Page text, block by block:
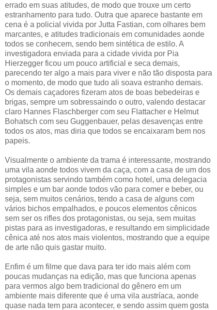
errado em suas atitudes, de modo que trouxe um certo
estranhamento para tudo. Outra que aparece bastante em
cena é a policial vivida por Jutta Fastian, com olhares bem
marcantes, e atitudes tradicionais em comunidades aonde
todos se conhecem, sendo bem sintética de estilo. A
investigadora enviada para a cidade vivida por Pia
Hierzegger ficou um pouco artificial e seca demais,
parecendo ter algo a mais para viver e não tão disposta para
o momento, de modo que tudo ali soava estranho demais.
Os demais caçadores fizeram atos de boas bebedeiras e
brigas, sempre um sobressaindo o outro, valendo destacar
claro Hannes Flaschberger com seu Flattacher e Helmut
Bohatsch com seu Guggenbauer, pelas desavenças entre
todos os atos, mas diria que todos se encaixaram bem nos
papeis.
Visualmente o ambiente da trama é interessante, mostrando
uma vila aonde todos vivem da caça, com a casa de um dos
protagonistas servindo também como hotel, uma delegacia
simples e um bar aonde todos vão para comer e beber, ou
seja, sem muitos cenários, tendo a casa de alguns com
vários bichos empalhados, e poucos elementos cênicos
sem ser os rifles dos protagonistas, ou seja, sem muitas
pistas para as investigadoras, e resultando em simplicidade
cênica até nos atos mais violentos, mostrando que a equipe
de arte não quis gastar muito.
Enfim é um filme que dava para ter ido mais além com
poucas mudanças na edição, mas que funciona apenas
para vermos algo bem tradicional do gênero em um
ambiente mais diferente que é uma vila austríaca, aonde
quase nada tem para acontecer, e sendo assim quem gosta